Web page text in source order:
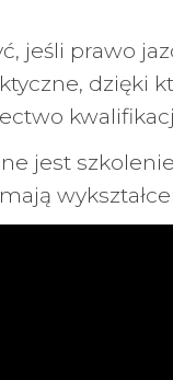
jeśli prawo
dzięki
jest
mają